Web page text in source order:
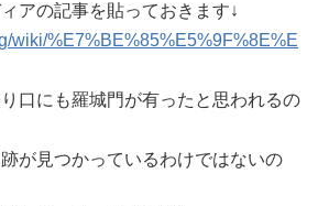
アの記事を貼っておきます↓
wiki/%E7%BE%85%E5%9F%8E%E
口にも羅城門が有ったと思われるの
が見つかっているわけではないの